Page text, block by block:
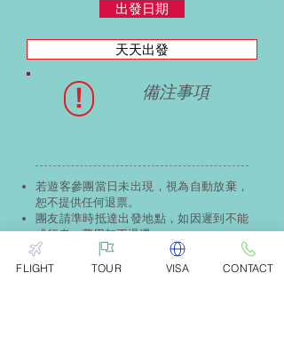
出發日期
天天出發
! 備注事項
若遊客參團當日未出現，視為自動放棄，
恕不提供任何退票。
團友請準時抵達出發地點，如因遲到不能
成行者，費用恕不退還。
行程中如發生意外以導致傷亡或其他損
失，當根據航空公司、酒店、巴士等營運
FLIGHT TOUR VISA CONTACT